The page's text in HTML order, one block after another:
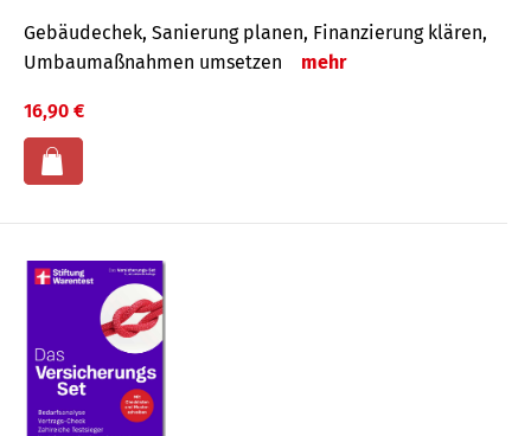
Gebäudechek, Sanierung planen, Finanzierung klären,
Umbaumaßnahmen umsetzen
mehr
16,90 €